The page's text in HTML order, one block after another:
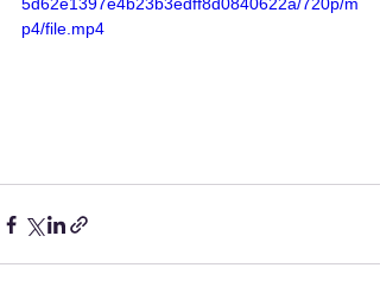
p4/file.mp4